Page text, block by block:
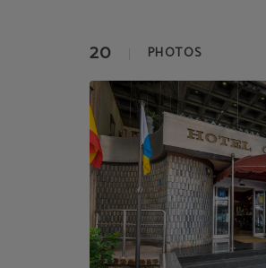
20 PHOTOS